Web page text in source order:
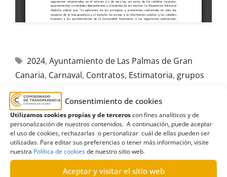
Consentimiento de cookies
Utilizamos cookies propias y de terceroscon fines analíticos y de
personalización de nuestros contenidos. A continuación, puede aceptar
el uso de cookies, rechazarlas o personalizar cuál de ellas pueden ser
utilizadas. Para editar sus preferencias o tener más información, visite
nuestra Política de cookiesde nuestro sitio web.
Aceptar y visitar el sitio web
2024, Ayuntamiento de Las Palmas de Gran
Canaria, Carnaval, Contratos, Estimatoria, grupos
municipales
Promoción de Las Palmas de Gran Canaria
R447/2024